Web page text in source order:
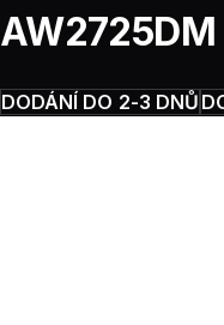
AW2725DM
DODÁNÍ DO 2-3 DNŮ